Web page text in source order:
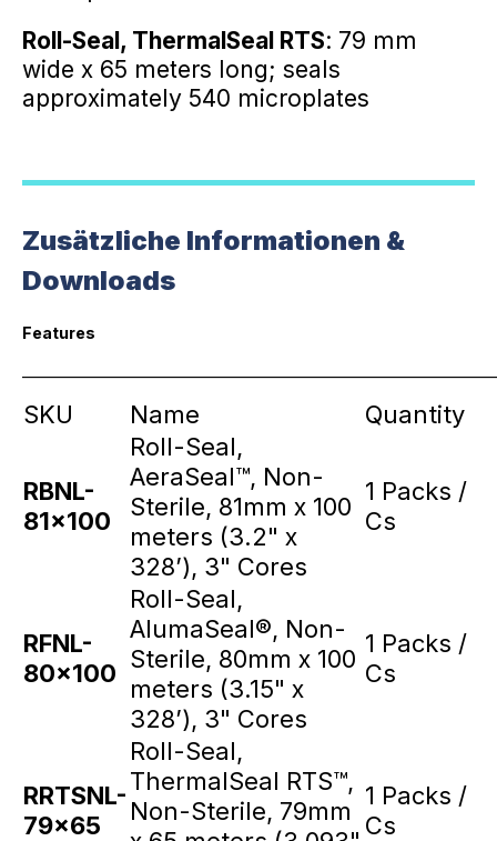
Roll-Seal, ThermalSeal RTS: 79 mm
wide x 65 meters long; seals
approximately 540 microplates
Zusätzliche Informationen &
Downloads
Features
SKU Name Quantity
RBNL-
81x100
Roll-Seal,
AeraSeal™, Non-
Sterile, 81mm x 100
meters (3.2" x
328’), 3" Cores
1 Packs /
Cs
RFNL-
80x100
Roll-Seal,
AlumaSeal®, Non-
Sterile, 80mm x 100
meters (3.15" x
328’), 3" Cores
1 Packs /
Cs
RRTSNL-
79x65
Roll-Seal,
ThermalSeal RTS™,
Non-Sterile, 79mm
1 Packs /
Cs